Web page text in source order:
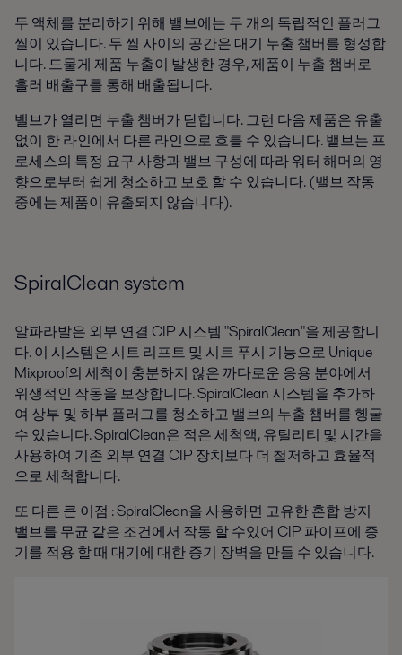
두 액체를 분리하기 위해 밸브에는 두 개의 독립적인 플러그
씰이 있습니다. 두 씰 사이의 공간은 대기 누출 챔버를 형성합
니다. 드물게 제품 누출이 발생한 경우, 제품이 누출 챔버로
흘러 배출구를 통해 배출됩니다.
밸브가 열리면 누출 챔버가 닫힙니다. 그런 다음 제품은 유출
없이 한 라인에서 다른 라인으로 흐를 수 있습니다. 밸브는 프
로세스의 특정 요구 사항과 밸브 구성에 따라 워터 해머의 영
향으로부터 쉽게 청소하고 보호 할 수 있습니다. (밸브 작동
중에는 제품이 유출되지 않습니다).
SpiralClean system
알파라발은 외부 연결 CIP 시스템 "SpiralClean"을 제공합니
다. 이 시스템은 시트 리프트 및 시트 푸시 기능으로 Unique
Mixproof의 세척이 충분하지 않은 까다로운 응용 분야에서
위생적인 작동을 보장합니다. SpiralClean 시스템을 추가하
여 상부 및 하부 플러그를 청소하고 밸브의 누출 챔버를 헹굴
수 있습니다. SpiralClean은 적은 세척액, 유틸리티 및 시간을
사용하여 기존 외부 연결 CIP 장치보다 더 철저하고 효율적
으로 세척합니다.
또 다른 큰 이점 : SpiralClean을 사용하면 고유한 혼합 방지
밸브를 무균 같은 조건에서 작동 할 수있어 CIP 파이프에 증
기를 적용 할 때 대기에 대한 증기 장벽을 만들 수 있습니다.